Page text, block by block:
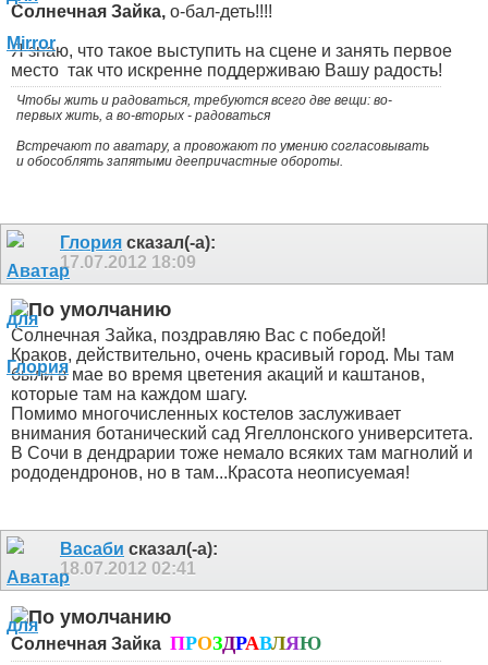
Солнечная Зайка, о-бал-деть!!!!
Я знаю, что такое выступить на сцене и занять первое
место так что искренне поддерживаю Вашу радость!
Чтобы жить и радоваться, требуются всего две вещи: во-
первых жить, а во-вторых - радоваться
Встречают по аватару, а провожают по умению согласовывать
и обособлять запятыми деепричастные обороты.
Глория сказал(-а):
17.07.2012 18:09
Солнечная Зайка, поздравляю Вас с победой!
Краков, действительно, очень красивый город. Мы там
были в мае во время цветения акаций и каштанов,
которые там на каждом шагу.
Помимо многочисленных костелов заслуживает
внимания ботанический сад Ягеллонского университета.
В Сочи в дендрарии тоже немало всяких там магнолий и
рододендронов, но в там...Красота неописуемая!
Васаби сказал(-а):
18.07.2012 02:41
Солнечная Зайка ПРОЗДРАВЛЯЮ